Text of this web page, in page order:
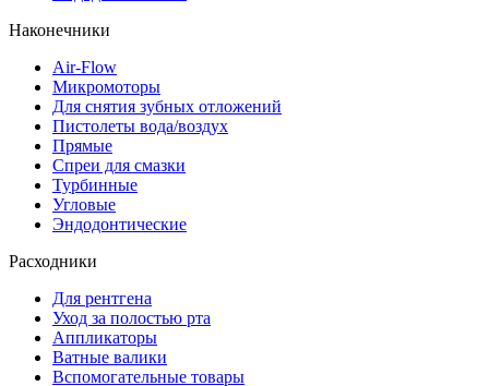
Наконечники
Air-Flow
Микромоторы
Для снятия зубных отложений
Пистолеты вода/воздух
Прямые
Спреи для смазки
Турбинные
Угловые
Эндодонтические
Расходники
Для рентгена
Уход за полостью рта
Аппликаторы
Ватные валики
Вспомогательные товары